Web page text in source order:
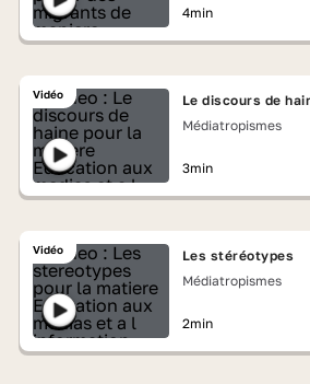
4min
Vidéo
Le discours de
Médiatropismes
3min
Vidéo
Les stéréotypes
Médiatropismes
2min